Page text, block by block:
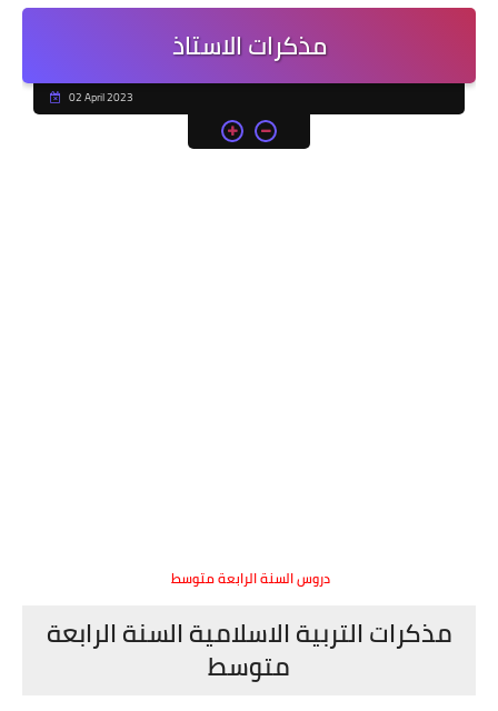
مذكرات الاستاذ
02 April 2023
دروس السنة الرابعة متوسط
مذكرات التربية الاسلامية السنة الرابعة
متوسط